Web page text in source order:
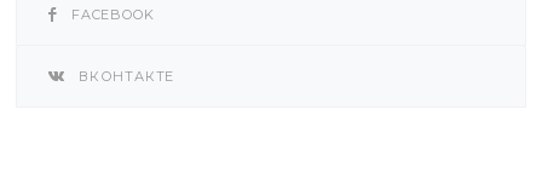
FACEBOOK
ВКОНТАКТЕ